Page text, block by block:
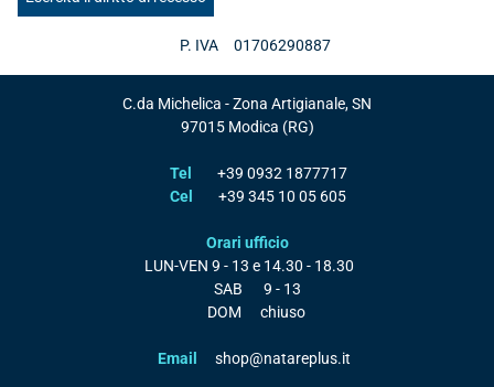
P. IVA 01706290887
C.da Michelica - Zona Artigianale, SN
97015 Modica (RG)
Tel
+39 0932 1877717
Cel
+39 345 10 05 605
Orari ufficio
LUN-VEN 9 - 13 e 14.30 - 18.30
SAB
9 - 13
DOM
chiuso
Email shop@natareplus.it